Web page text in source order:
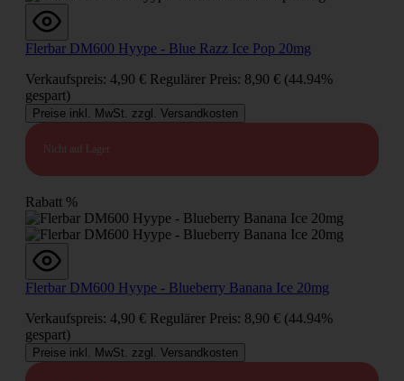
Flerbar DM600 Hyype - Blue Razz Ice Pop 20mg
Verkaufspreis: 4,90 € Regulärer Preis: 8,90 € (44.94%
gespart)
Preise inkl. MwSt. zzgl. Versandkosten
Nicht auf Lager
Rabatt %
Flerbar DM600 Hyype - Blueberry Banana Ice 20mg
Verkaufspreis: 4,90 € Regulärer Preis: 8,90 € (44.94%
gespart)
Preise inkl. MwSt. zzgl. Versandkosten